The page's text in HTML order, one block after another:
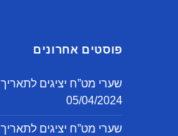
פוסטים אחרונים
שערי מט”ח יציגים לתאריך
05/04/2024
שערי מט”ח יציגים לתאריך